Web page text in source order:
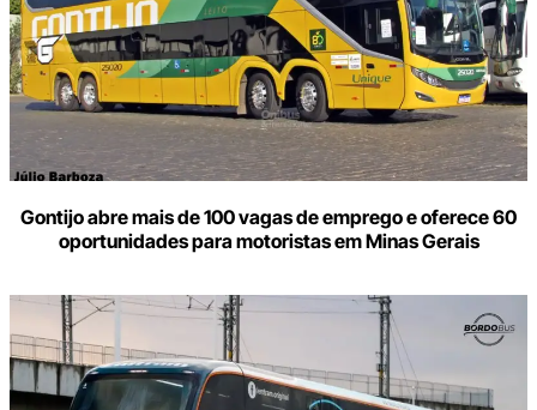
Gontijo abre mais de 100 vagas de emprego e oferece 60
oportunidades para motoristas em Minas Gerais